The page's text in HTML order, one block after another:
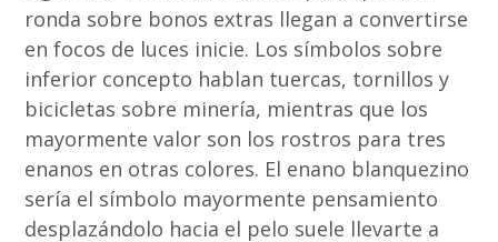
ronda sobre bonos extras llegan a convertirse
en focos de luces inicie. Los símbolos sobre
inferior concepto hablan tuercas, tornillos y
bicicletas sobre minería, mientras que los
mayormente valor son los rostros para tres
enanos en otras colores. El enano blanquezino
serí­a el símbolo mayormente pensamiento
desplazándolo hacia el pelo suele llevarte a